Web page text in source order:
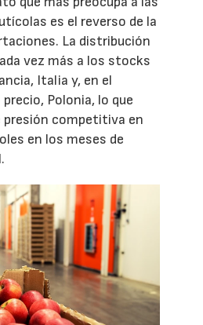
es el reverso de la
La distribución
vez más a los stocks
Italia y, en el
Polonia, lo que
presión competitiva en
en los meses de